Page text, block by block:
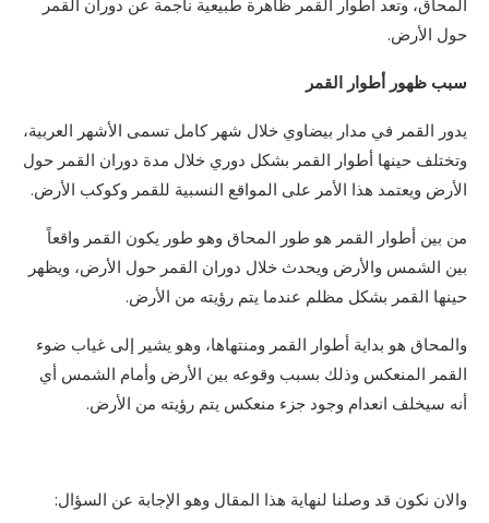
المحاق، وتعد أطوار القمر ظاهرة طبيعية ناجمة عن دوران القمر
حول الأرض.
سبب ظهور أطوار القمر
يدور القمر في مدار بيضاوي خلال شهر كامل تسمى الأشهر العربية،
وتختلف حينها أطوار القمر بشكل دوري خلال مدة دوران القمر حول
الأرض ويعتمد هذا الأمر على المواقع النسبية للقمر وكوكب الأرض.
من بين أطوار القمر هو طور المحاق وهو طور يكون القمر واقعاً
بين الشمس والأرض ويحدث خلال دوران القمر حول الأرض، ويظهر
حينها القمر بشكل مظلم عندما يتم رؤيته من الأرض.
والمحاق هو بداية أطوار القمر ومنتهاها، وهو يشير إلى غياب ضوء
القمر المنعكس وذلك بسبب وقوعه بين الأرض وأمام الشمس أي
أنه سيخلف انعدام وجود جزء منعكس يتم رؤيته من الأرض.
والان نكون قد وصلنا لنهاية هذا المقال وهو الإجابة عن السؤال: